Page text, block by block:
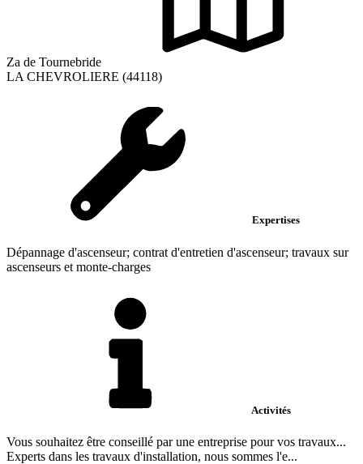
Za de Tournebride
LA CHEVROLIERE (44118)
Expertises
Dépannage d'ascenseur; contrat d'entretien d'ascenseur; travaux sur
ascenseurs et monte-charges
Activités
Vous souhaitez être conseillé par une entreprise pour vos travaux...
Experts dans les travaux d'installation, nous sommes l'e...